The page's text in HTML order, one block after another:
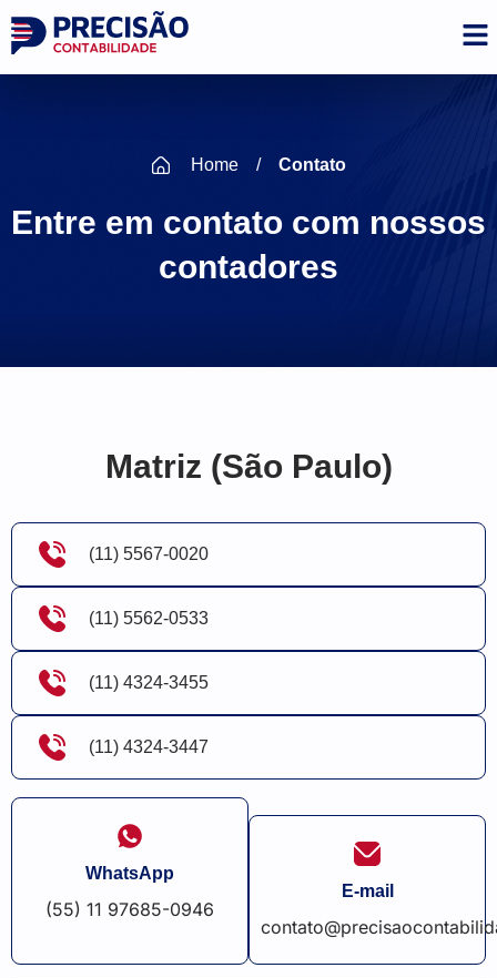
Home / Contato
Entre em contato com nossos
contadores
Matriz (São Paulo)
(11) 5567-0020
(11) 5562-0533
(11) 4324-3455
(11) 4324-3447
WhatsApp
(55) 11 97685-0946
E-mail